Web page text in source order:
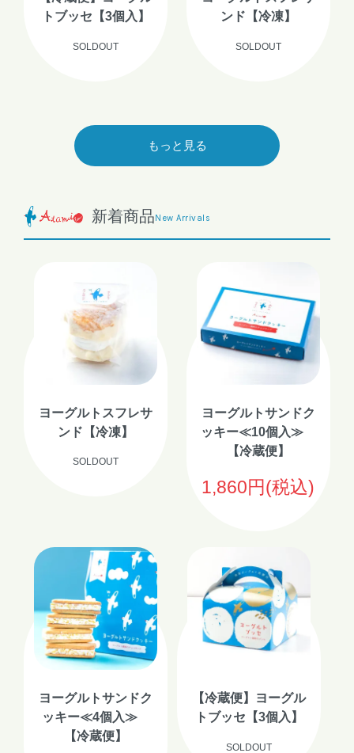
トブッセ【3個入】
SOLDOUT
ンド【冷凍】
SOLDOUT
もっと見る
新着商品New Arrivals
ヨーグルトスフレサ
ンド【冷凍】
SOLDOUT
ヨーグルトサンドク
ッキー≪10個入≫
【冷蔵便】
1,860円(税込)
ヨーグルトサンドク
ッキー≪4個入≫
【冷蔵便】
【冷蔵便】ヨーグル
トブッセ【3個入】
SOLDOUT